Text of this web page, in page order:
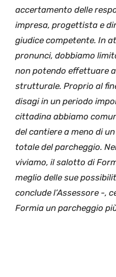
accertamento delle
impresa, progettista e
giudice competente. In
pronunci, dobbiamo
non potendo effettuare
strutturale. Proprio al
disagi in un periodo
cittadina abbiamo
del cantiere a meno di
totale del parcheggio.
viviamo, il salotto di
meglio delle sue
conclude l’Assessore -,
Formia un parcheggio